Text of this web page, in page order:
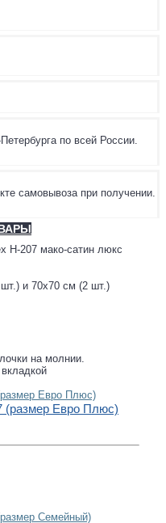
по всей России.
самовывоза при получении.
H-207 мако-сатин люкс
и 70х70 см (2 шт.)
на молнии.
(размер Евро Плюс)